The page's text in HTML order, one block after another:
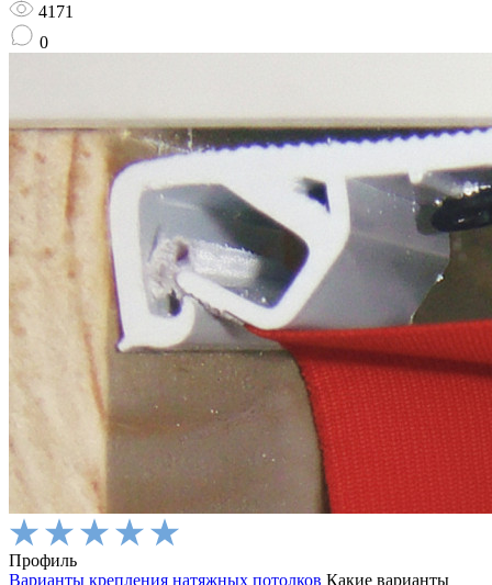
4171
0
Профиль
Варианты крепления натяжных потолков Какие варианты